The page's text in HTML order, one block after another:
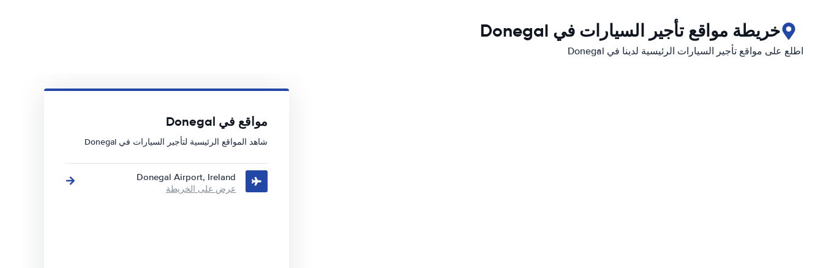
خريطة مواقع تأجير السيارات في Donegal
اطلع على مواقع تأجير السيارات الرئيسية لدينا في Donegal
مواقع في Donegal
شاهد المواقع الرئيسية لتأجير السيارات في Donegal
Donegal Airport, Ireland
عرض على الخريطة